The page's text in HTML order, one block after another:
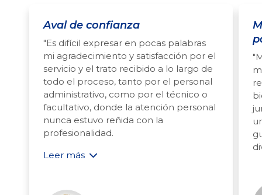
Aval de confianza
"Es difícil expresar en pocas palabras
mi agradecimiento y satisfacción por el
servicio y el trato recibido a lo largo de
todo el proceso, tanto por el personal
administrativo, como por el técnico o
facultativo, donde la atención personal
nunca estuvo reñida con la
profesionalidad.
Leer más